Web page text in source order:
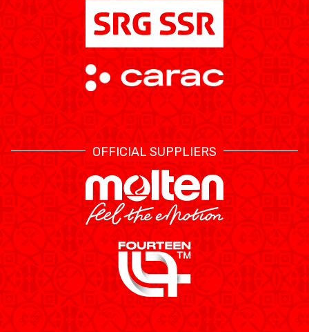
OFFICIAL SUPPLIERS